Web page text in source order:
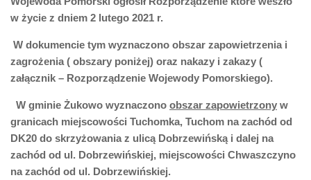
w życie z dniem 2 lutego 2021 r.
W dokumencie tym wyznaczono obszar zapowietrzenia i
zagrożenia ( obszary poniżej) oraz nakazy i zakazy (
załącznik – Rozporządzenie Wojewody Pomorskiego).
W gminie Żukowo wyznaczono obszar zapowietrzony w
granicach miejscowości Tuchomka, Tuchom na zachód od
DK20 do skrzyżowania z ulicą Dobrzewińską i dalej na
zachód od ul. Dobrzewińskiej, miejscowości Chwaszczyno
na zachód od ul. Dobrzewińskiej.